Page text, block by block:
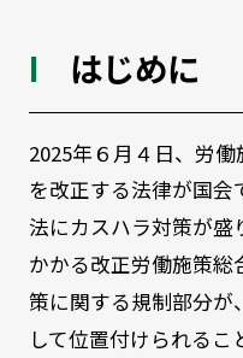
はじめに
2025年６月４日、労
を改正する法律が国
法にカスハラ対策が盛
かかる改正労働施策
策に関する規制部分が
して位置付けられるこ